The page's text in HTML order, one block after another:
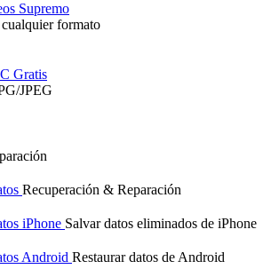
Supremo
formato
Gratis
JPEG
Recuperación & Reparación
iPhone Salvar datos eliminados de iPhone
Android Restaurar datos de Android